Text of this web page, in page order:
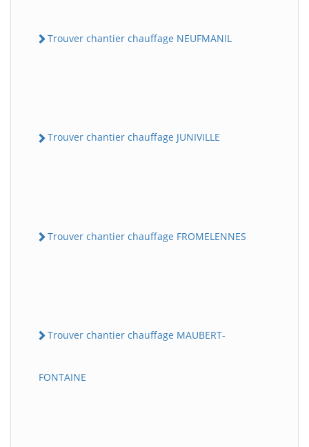
Trouver chantier chauffage NEUFMANIL
Trouver chantier chauffage JUNIVILLE
Trouver chantier chauffage FROMELENNES
Trouver chantier chauffage MAUBERT-
FONTAINE